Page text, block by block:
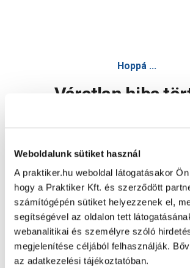
Weboldalunk sütiket használ
A praktiker.hu weboldal látogatásakor
hogy a Praktiker Kft. és szerződött
számítógépén sütiket helyezzenek el,
segítségével az oldalon tett
webanalitikai és személyre szóló
megjelenítése céljából felhasználják.
az adatkezelési tájékoztatóban.
Hoppá ...
Váratlan hiba
Oldal újratöltése